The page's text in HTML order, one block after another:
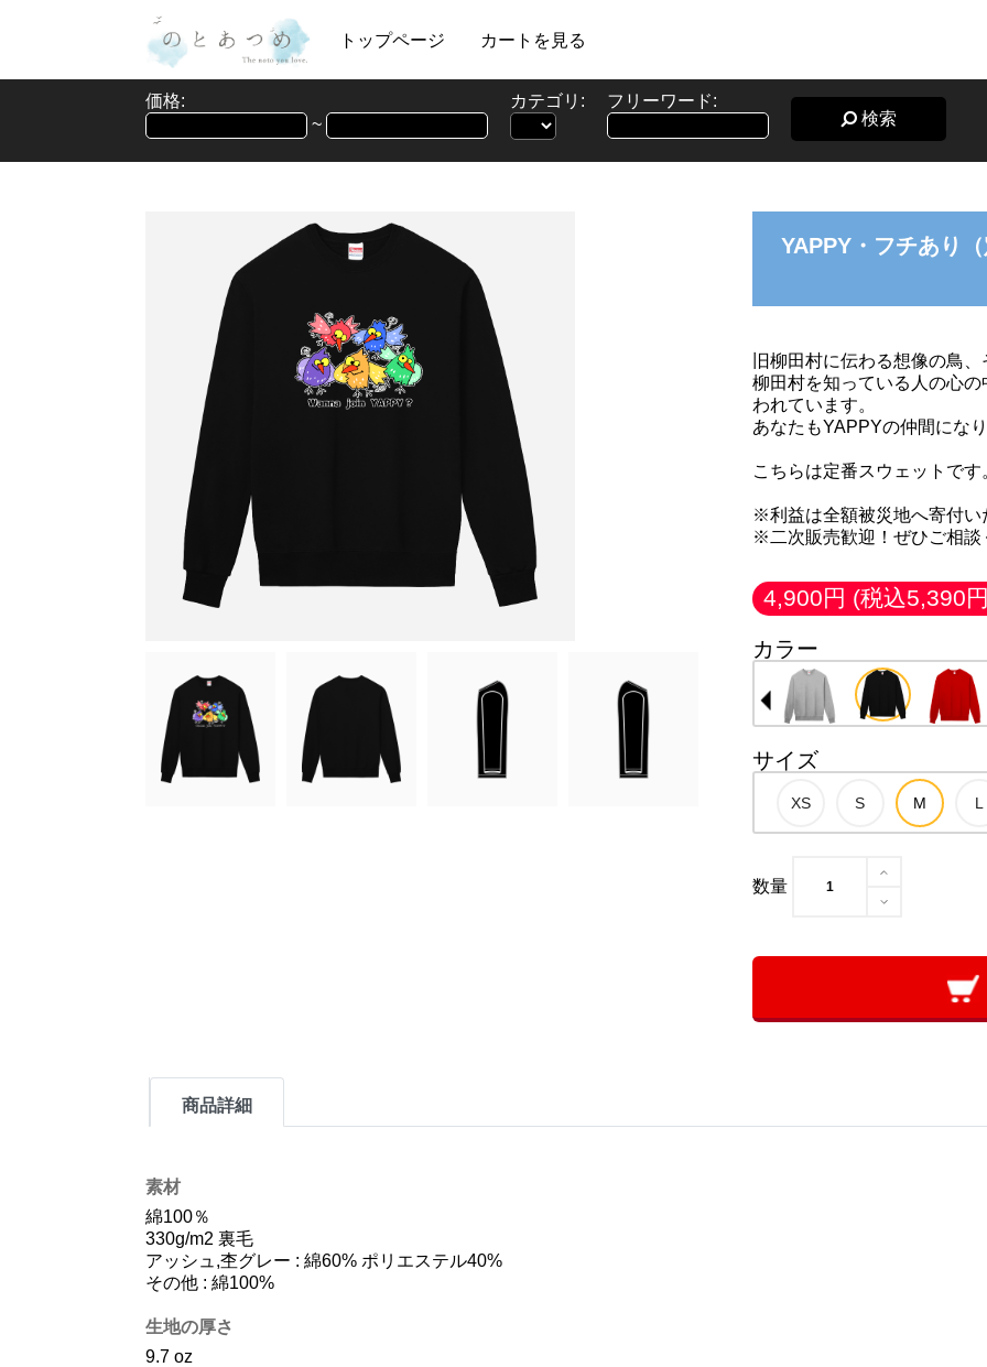
トップページ カートを見る
価格:
~
カテゴリ:
フリーワード:
検索
YAPPY・フチあり
旧柳田村に伝わる想像の鳥、
柳田村を知っている人の心
われています。
あなたもYAPPYの仲間にな
こちらは定番スウェットです
※利益は全額被災地へ寄付い
※二次販売歓迎！ぜひご相談
4,900円 (税込5,390
カラー
サイズ
数量
商品詳細
素材
綿100％
330g/m2 裏毛
アッシュ,杢グレー : 綿60% ポリエステル40%
その他 : 綿100%
生地の厚さ
9.7 oz